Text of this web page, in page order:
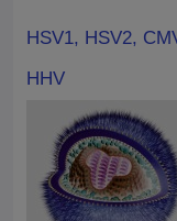
HSV1, HSV2,
HHV